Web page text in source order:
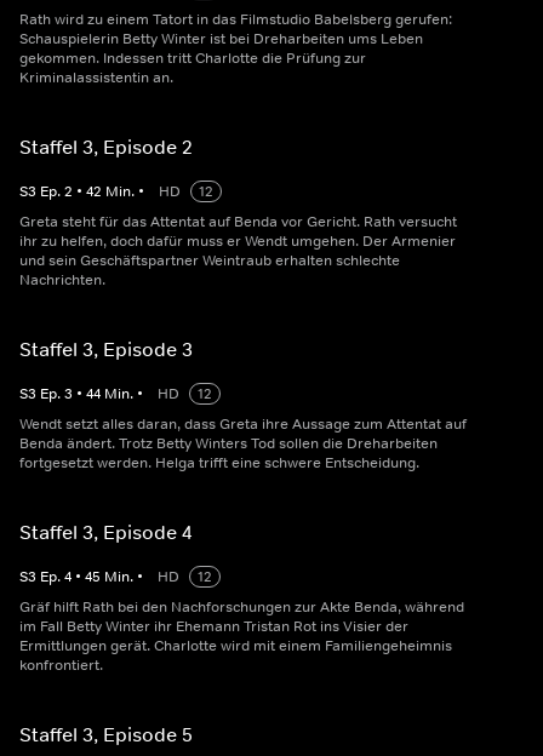
Rath wird zu einem Tatort in das Filmstudio Babelsberg gerufen:
Schauspielerin Betty Winter ist bei Dreharbeiten ums Leben
gekommen. Indessen tritt Charlotte die Prüfung zur
Kriminalassistentin an.
Staffel 3, Episode 2
S3 Ep.2 • 42 Min. • HD
12
Greta steht für das Attentat auf Benda vor Gericht. Rath versucht
ihr zu helfen, doch dafür muss er Wendt umgehen. Der Armenier
und sein Geschäftspartner Weintraub erhalten schlechte
Nachrichten.
Staffel 3, Episode 3
S3 Ep.3 • 44 Min. • HD
12
Wendt setzt alles daran, dass Greta ihre Aussage zum Attentat auf
Benda ändert. Trotz Betty Winters Tod sollen die Dreharbeiten
fortgesetzt werden. Helga trifft eine schwere Entscheidung.
Staffel 3, Episode 4
S3 Ep.4 • 45 Min. • HD
12
Gräf hilft Rath bei den Nachforschungen zur Akte Benda, während
im Fall Betty Winter ihr Ehemann Tristan Rot ins Visier der
Ermittlungen gerät. Charlotte wird mit einem Familiengeheimnis
konfrontiert.
Staffel 3, Episode 5